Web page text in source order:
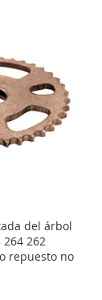
del árbol
264 262
repuesto no